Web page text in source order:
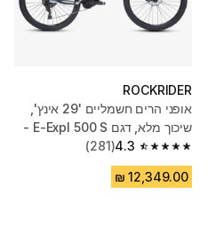
ROCKRIDER
אופני הרים חשמליים '29 אינץ',
שיכוך מלא, דגם E-Expl 500 S -
אפור
4.3
4.3 out of 5 stars from 281 reviews
(281)